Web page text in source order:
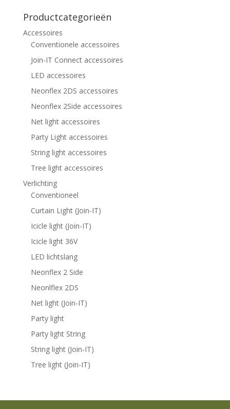
Productcategorieën
Accessoires
Conventionele accessoires
Join-IT Connect accessoires
LED accessoires
Neonflex 2DS accessoires
Neonflex 2Side accessoires
Net light accessoires
Party Light accessoires
String light accessoires
Tree light accessoires
Verlichting
Conventioneel
Curtain Light (Join-IT)
Icicle light (Join-IT)
Icicle light 36V
LED lichtslang
Neonflex 2 Side
Neonlflex 2DS
Net light (Join-IT)
Party light
Party light String
String light (Join-IT)
Tree light (Join-IT)